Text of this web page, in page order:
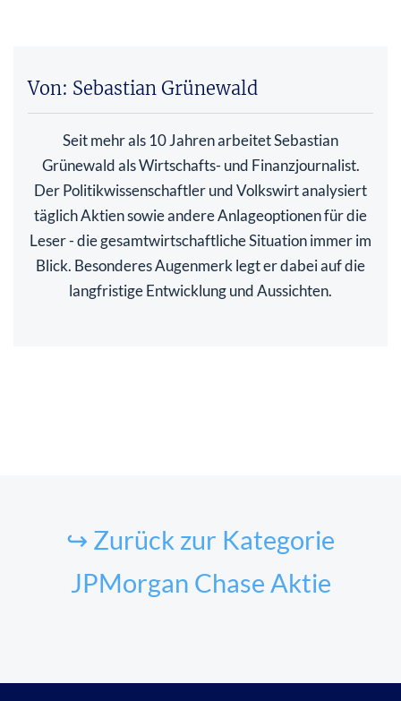
Von: Sebastian Grünewald
Seit mehr als 10 Jahren arbeitet Sebastian
Grünewald als Wirtschafts- und Finanzjournalist.
Der Politikwissenschaftler und Volkswirt analysiert
täglich Aktien sowie andere Anlageoptionen für die
Leser - die gesamtwirtschaftliche Situation immer im
Blick. Besonderes Augenmerk legt er dabei auf die
langfristige Entwicklung und Aussichten.
↪ Zurück zur Kategorie
JPMorgan Chase Aktie